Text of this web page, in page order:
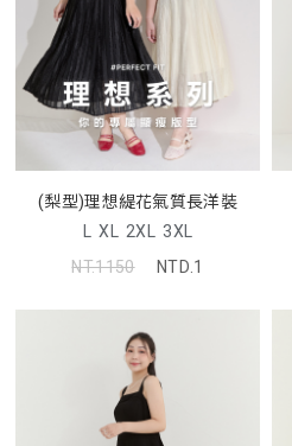
(梨型)理想緹花氣質長洋裝
L XL 2XL 3XL
NT.1150
NTD.1